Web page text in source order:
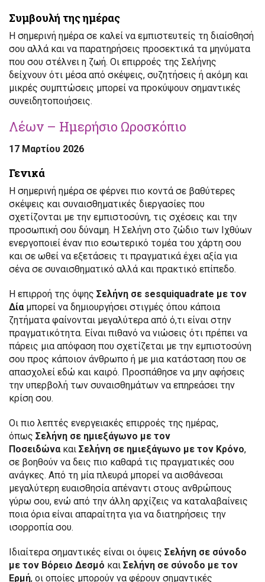
Συμβουλή της ημέρας
Η σημερινή ημέρα σε καλεί να εμπιστευτείς τη διαίσθησή
σου αλλά και να παρατηρήσεις προσεκτικά τα μηνύματα
που σου στέλνει η ζωή. Οι επιρροές της Σελήνης
δείχνουν ότι μέσα από σκέψεις, συζητήσεις ή ακόμη και
μικρές συμπτώσεις μπορεί να προκύψουν σημαντικές
συνειδητοποιήσεις.
Λέων – Ημερήσιο Ωροσκόπιο
17 Μαρτίου 2026
Γενικά
Η σημερινή ημέρα σε φέρνει πιο κοντά σε βαθύτερες
σκέψεις και συναισθηματικές διεργασίες που
σχετίζονται με την εμπιστοσύνη, τις σχέσεις και την
προσωπική σου δύναμη. Η Σελήνη στο ζώδιο των Ιχθύων
ενεργοποιεί έναν πιο εσωτερικό τομέα του χάρτη σου
και σε ωθεί να εξετάσεις τι πραγματικά έχει αξία για
σένα σε συναισθηματικό αλλά και πρακτικό επίπεδο.
Η επιρροή της όψης Σελήνη σε sesquiquadrate με τον
Δίαμπορεί να δημιουργήσει στιγμές όπου κάποια
ζητήματα φαίνονται μεγαλύτερα από ό,τι είναι στην
πραγματικότητα. Είναι πιθανό να νιώσεις ότι πρέπει να
πάρεις μια απόφαση που σχετίζεται με την εμπιστοσύνη
σου προς κάποιον άνθρωπο ή με μια κατάσταση που σε
απασχολεί εδώ και καιρό. Προσπάθησε να μην αφήσεις
την υπερβολή των συναισθημάτων να επηρεάσει την
κρίση σου.
Οι πιο λεπτές ενεργειακές επιρροές της ημέρας,
όπως Σελήνη σε ημιεξάγωνο με τον
Ποσειδώνακαι Σελήνη σε ημιεξάγωνο με τον Κρόνο,
σε βοηθούν να δεις πιο καθαρά τις πραγματικές σου
ανάγκες. Από τη μία πλευρά μπορεί να αισθάνεσαι
μεγαλύτερη ευαισθησία απέναντι στους ανθρώπους
γύρω σου, ενώ από την άλλη αρχίζεις να καταλαβαίνεις
ποια όρια είναι απαραίτητα για να διατηρήσεις την
ισορροπία σου.
Ιδιαίτερα σημαντικές είναι οι όψεις Σελήνη σε σύνοδο
με τον Βόρειο Δεσμό και Σελήνη σε σύνοδο με τον
Ερμή, οι οποίες μπορούν να φέρουν σημαντικές